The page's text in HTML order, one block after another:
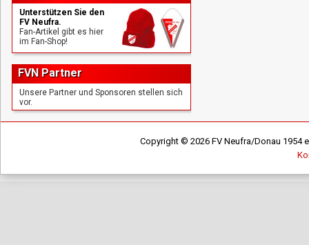
Unterstützen Sie den
FV Neufra.
Fan-Artikel gibt es hier
im Fan-Shop!
FVN Partner
Unsere Partner und Sponsoren stellen sich
vor.
Copyright © 2026 FV Neufra/Donau